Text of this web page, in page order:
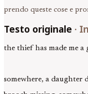
prendo queste cose e
Testo originale ·
the thief has made me
somewhere, a daughter